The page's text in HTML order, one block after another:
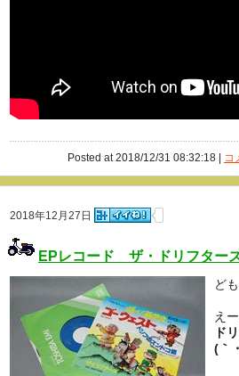
Posted at 2018/12/31 08:32:18 | コ
2018年12月27日
EPレコード ザ・ドリフタ
ども
え
ド
(｀